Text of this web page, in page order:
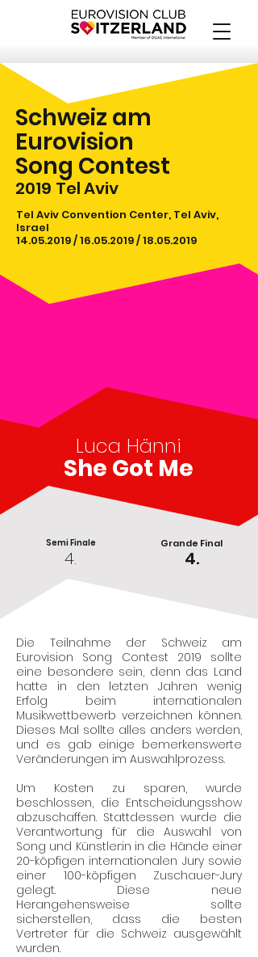
Schweiz am
Eurovision
Song Contest
Tel Aviv
2019
Tel Aviv Convention Center, Tel Aviv,
Israel
14.05.2019/16.05.2019/18.05.2019
Luca Hänni
She Got Me
Semi Finale
4.
Grande Final
4.
Die Teilnahme der Schweiz am
Eurovision Song Contest 2019 sollte
eine besondere sein, denn das Land
hatte in den letzten Jahren wenig
Erfolg beim internationalen
Musikwettbewerb verzeichnen können.
Dieses Mal sollte alles anders werden,
und es gab einige bemerkenswerte
Veränderungen im Auswahlprozess.
Um Kosten zu sparen, wurde
beschlossen, die Entscheidungsshow
abzuschaffen. Stattdessen wurde die
Verantwortung für die Auswahl von
Song und Künstler:in in die Hände einer
20-köpfigen internationalen Jury sowie
einer 100-köpfigen Zuschauer-Jury
gelegt. Diese neue
Herangehensweise sollte
sicherstellen, dass die besten
Vertreter für die Schweiz ausgewählt
wurden.